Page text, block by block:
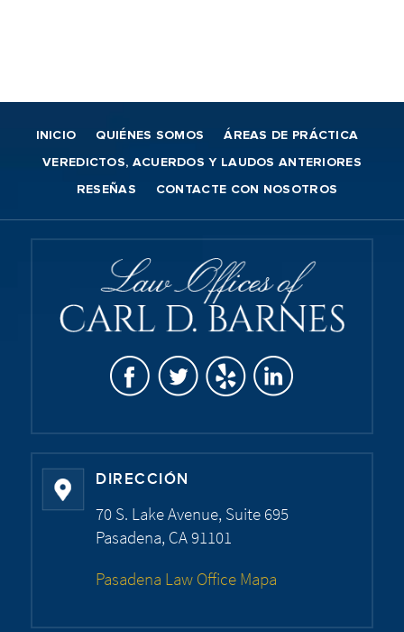
INICIO QUIÉNES SOMOS ÁREAS DE PRÁCTICA
VEREDICTOS, ACUERDOS Y LAUDOS ANTERIORES
RESEÑAS CONTACTE CON NOSOTROS
DIRECCIÓN
70 S. Lake Avenue, Suite 695
Pasadena, CA 91101
Pasadena Law Office Mapa